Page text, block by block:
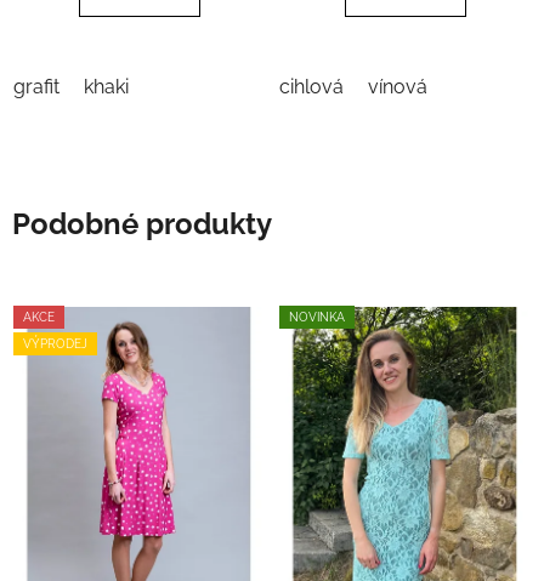
grafit khaki cihlová vínová
Podobné produkty
AKCE
VÝPRODEJ
NOVINKA